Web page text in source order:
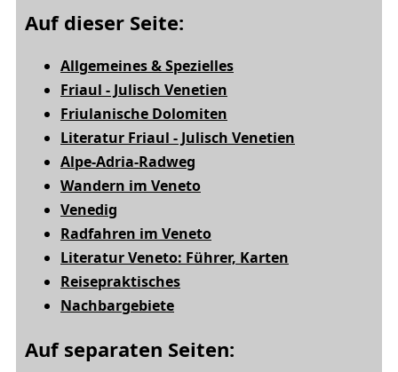
Auf dieser Seite:
Allgemeines & Spezielles
Friaul - Julisch Venetien
Friulanische Dolomiten
Literatur Friaul - Julisch Venetien
Alpe-Adria-Radweg
Wandern im Veneto
Venedig
Radfahren im Veneto
Literatur Veneto: Führer, Karten
Reisepraktisches
Nachbargebiete
Auf separaten Seiten: